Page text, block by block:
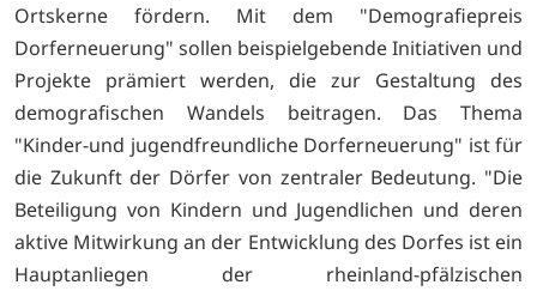
Ortskerne fördern. Mit dem "Demografiepreis
Dorferneuerung" sollen beispielgebende Initiativen und
Projekte prämiert werden, die zur Gestaltung des
demografischen Wandels beitragen. Das Thema
"Kinder-und jugendfreundliche Dorferneuerung" ist für
die Zukunft der Dörfer von zentraler Bedeutung. "Die
Beteiligung von Kindern und Jugendlichen und deren
aktive Mitwirkung an der Entwicklung des Dorfes ist ein
Hauptanliegen der rheinland-pfälzischen